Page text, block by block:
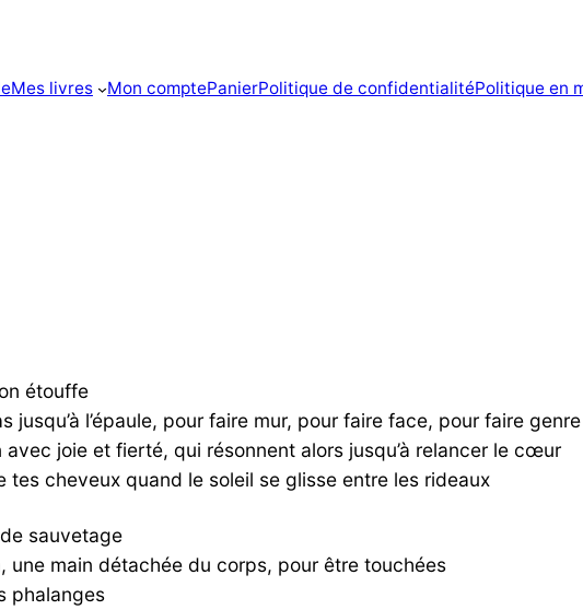
Mes livres Mon comptePanierPolitique de confidentialitéPolitique en
étouffe
l’épaule, pour faire mur, pour faire face, pour faire genre
joie et fierté, qui résonnent alors jusqu’à relancer le cœur
cheveux quand le soleil se glisse entre les rideaux
sauvetage
une main détachée du corps, pour être touchées
phalanges